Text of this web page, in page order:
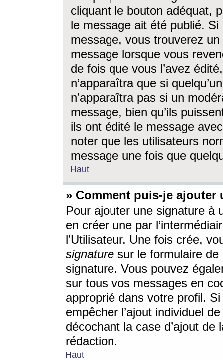
cliquant le bouton adéquat,
le message ait été publié. Si
message, vous trouverez
message lorsque vous
de fois que vous l’avez
n’apparaîtra que si
n’apparaîtra pas si un
message, bien qu’ils
ils ont édité le message
noter que les utilisateurs
message une fois que
Haut
» Comment puis-je ajouter
Pour ajouter une signature à
en créer une par
l’Utilisateur. Une fois crée,
signature sur le formulaire de
signature. Vous pouvez
sur tous vos messages en
approprié dans votre profil.
empêcher l’ajout individuel
décochant la case d’ajout
rédaction.
Haut